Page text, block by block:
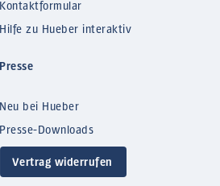
Kontaktformular
Hilfe zu Hueber interaktiv
Presse
Neu bei Hueber
Presse-Downloads
Vertrag widerrufen